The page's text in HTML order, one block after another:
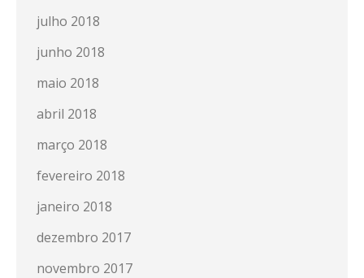
julho 2018
junho 2018
maio 2018
abril 2018
março 2018
fevereiro 2018
janeiro 2018
dezembro 2017
novembro 2017